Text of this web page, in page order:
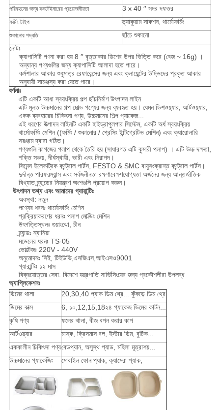
পরিবহনের জন্য কনটেইনারের প্রয়োজনীয়তা 3 x 40 ′′ সদর দফতর
ফর্মিং টাইপ ভ্যাকুয়াম সাকশন, থার্মোফর্মিং
শুকানোর পদ্ধতি
ছাঁচে শুকানো
নোটঃ
ক্যাপাসিটি গণনা করা হয় 8 ′′ বৃত্তাকার ডিশের উপর ভিত্তি করে (বেজ ~ 16g) ।
অন্যান্য পণ্যগুলির জন্য ক্যাপাসিটি আলাদা হতে পারে।
কর্মশালার আকার শুধুমাত্র রেফারেন্সের জন্য এবং ক্লায়েন্টের উদ্ভিদের প্রকৃত আকার
অনুযায়ী সামঞ্জস্য করা যেতে পারে।
বর্ণনাঃ
এটি একটি আধা স্বয়ংক্রিয় পল্প ছাঁচনির্মাণ উৎপাদন লাইন
এটি মূলত উচ্চমানের পল্প মোল্ড পণ্যের জন্য ব্যবহৃত হয়। যেমন ডিশওয়্যার, আর্টওয়্যার,
একক ব্যবহারের চিকিৎসা পণ্য, উচ্চমানের শিল্প প্যাকেজ...
এই ধরণের উত্পাদন লাইনটি একটি হাইড্রাপুলপার সিস্টেম, একটি অর্ধ স্বয়ংক্রিয়
থার্মোফর্মিং মেশিন ((ফর্মিং / শুকানোর / প্রেসিং ইন্টিগ্রেটিভ মেশিন) এবং ক্যারোলারি
সরঞ্জাম দ্বারা গঠিত।
পণ্যগুলি কাগজের পলাপ থেকে তৈরি হয় (সাধারণত এটি কুমারী পলাপ) । এটি উচ্চ দক্ষতা,
শক্তি সঞ্চয়, দীর্ঘস্থায়ী, ভারী এবং নিরাপদ।
সিমেন্স ইলেকট্রিক কন্ট্রোল পার্টস, FESTO & SMC বায়ুসংক্রান্ত কন্ট্রোল পার্টস।
দুর্দান্ত পারফরম্যান্স এবং সর্বজনীনতা রক্ষণাবেক্ষণযোগ্যতা অর্জনের জন্য আন্তর্জাতিক
বিখ্যাত ব্র্যান্ডের নিয়ন্ত্রণ অংশগুলি প্রয়োগ করুন।
উৎপাদন তথ্য এবং আমাদের গ্যারান্টিঃ
অবস্থা: নতুন
পণ্যের ধরনঃ থার্মোফর্মিং মেশিন
প্রক্রিয়াকরণের ধরনঃ পলাপ মোল্ডিং মেশিন
উৎপত্তিস্থলঃ গুয়াংঝো, চীন
ব্র্যান্ডঃ ন্যানিয়া
মডেলের ধরনঃ TS-05
ভোল্টেজঃ 220V - 440V
অনুমোদনঃ সিই, টিইউভি,এসজিএস,আইএসও9001
গ্যারান্টিঃ ১২ মাস
বিক্রয়োত্তর সেবা: বিদেশে যন্ত্রপাতি সার্ভিসিংয়ের জন্য প্রকৌশলীরা উপলব্ধ
অ্যাপ্লিকেশনঃ
ডিমের থালা
20,30,40 প্যাক ডিম থ্রে... কুঁকড়ে ডিম থ্রে
ডিমের বাক্স
6, ১০,12,15,18২৪ প্যাকেজ ডিমের কার্টন...
কৃষি পণ্য
ফলের থালা, বীজ বপন করার কাপ
আর্টওয়্যার
মাস্ক, ক্রিসমাস বল, ইস্টার ডিম, বুটিক...
এককালীন চিকিৎসা পণ্যবেডপ্যান, অসুস্থ প্যাড, মহিলা মূত্রাশয়...
উচ্চমানের প্যাকেজিং
মোবাইল ফোন প্যাক, ক্যামেরা প্যাক,